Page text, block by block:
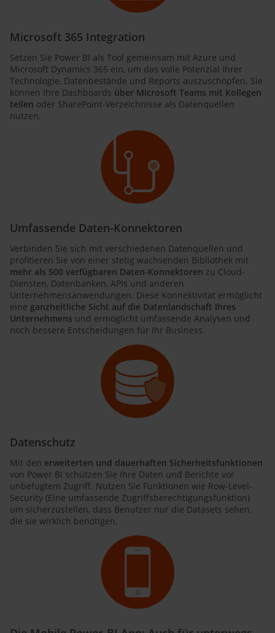
Microsoft 365 Integration
Setzen Sie Power BI als Tool gemeinsam mit Azure und
Microsoft Dynamics 365 ein, um das volle Potenzial Ihrer
Technologie, Datenbestände und Reports auszuschöpfen. Sie
können Ihre Dashboards über Microsoft Teams mit Kollegen
teilen oder SharePoint-Verzeichnisse als Datenquellen
nutzen.
Umfassende Daten-Konnektoren
Verbinden Sie sich mit verschiedenen Datenquellen und
profitieren Sie von einer stetig wachsenden Bibliothek mit
mehr als 500 verfügbaren Daten-Konnektoren zu Cloud-
Diensten, Datenbanken, APIs und anderen
Unternehmensanwendungen. Diese Konnektivität ermöglicht
eine ganzheitliche Sicht auf die Datenlandschaft Ihres
Unternehmens und ermöglicht umfassende Analysen und
noch bessere Entscheidungen für Ihr Business.
Datenschutz
Mit den erweiterten und dauerhaften Sicherheitsfunktionen
von Power BI schützen Sie Ihre Daten und Berichte vor
unbefugtem Zugriff. Nutzen Sie Funktionen wie Row-Level-
Security (Eine umfassende Zugriffsberechtigungsfunktion)
um sicherzustellen, dass Benutzer nur die Datasets sehen,
die sie wirklich benötigen.